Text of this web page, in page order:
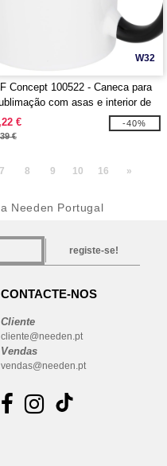
W32
Concept 100522 - Caneca para
com asas e interior de
"Pix"
€
€
-40%
7 8 9 10 16 »
Needen Portugal
registe-se!
CONTACTE-NOS
Cliente
cliente@needen.pt
Vendas
vendas@needen.pt